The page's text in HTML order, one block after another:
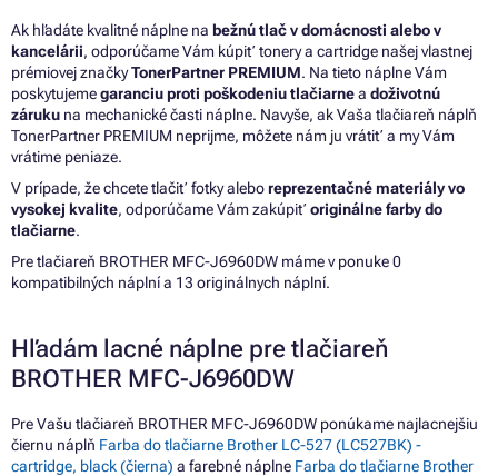
Ak hľadáte kvalitné náplne na bežnú tlač v domácnosti alebo v
kancelárii, odporúčame Vám kúpiť tonery a cartridge našej vlastnej
prémiovej značkyTonerPartner PREMIUM. Na tieto náplne Vám
poskytujemegaranciu proti poškodeniu tlačiarnea doživotnú
záruku na mechanické časti náplne. Navyše, ak Vaša tlačiareň náplň
TonerPartner PREMIUM neprijme, môžete nám ju vrátiť a my Vám
vrátime peniaze.
V prípade, že chcete tlačiť fotky aleboreprezentačné materiály vo
vysokej kvalite, odporúčame Vám zakúpiť originálne farby do
tlačiarne.
Pre tlačiareň BROTHER MFC-J6960DW máme v ponuke 0
kompatibilných náplní a 13 originálnych náplní.
Hľadám lacné náplne pre tlačiareň
BROTHER MFC-J6960DW
Pre Vašu tlačiareň BROTHER MFC-J6960DW ponúkame najlacnejšiu
čiernu náplň Farba do tlačiarne Brother LC-527 (LC527BK) -
cartridge, black (čierna) a farebné náplne Farba do tlačiarne Brother